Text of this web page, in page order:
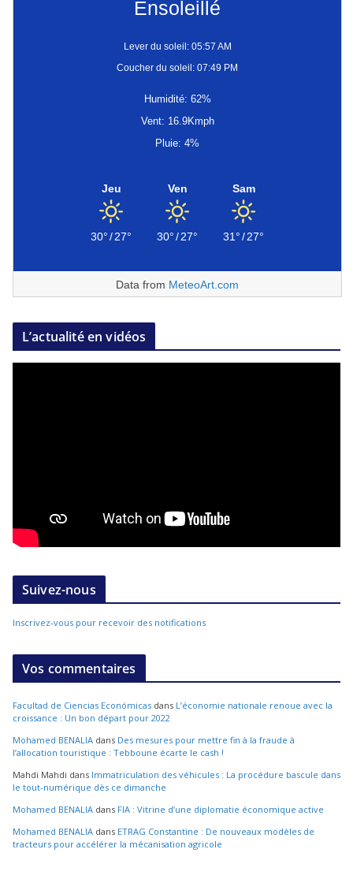
Ensoleillé
Lever du soleil: 05:57 AM
Coucher du soleil: 07:49 PM
Humidité: 62%
Vent: 16.9Kmph
Pluie: 4%
Jeu
30°/27°
Ven
30°/27°
Sam
31°/27°
Data from MeteoArt.com
L’actualité en vidéos
Suivez-nous
Inscrivez-vous pour recevoir des notifications
Vos commentaires
Facultad de Ciencias Económicas dans L’économie nationale renoue avec la
croissance : Un bon départ pour 2022
Mohamed BENALIA dans Des mesures pour mettre fin à la fraude à
l’allocation touristique : Tebboune écarte le cash !
Mahdi Mahdi dans Immatriculation des véhicules : La procédure bascule dans
le tout-numérique dès ce dimanche
Mohamed BENALIA dans FIA : Vitrine d’une diplomatie économique active
Mohamed BENALIA dans ETRAG Constantine : De nouveaux modèles de
tracteurs pour accélérer la mécanisation agricole